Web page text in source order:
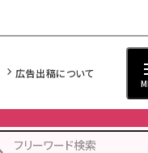
広告出稿について